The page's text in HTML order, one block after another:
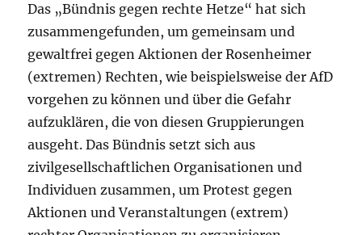
Das „Bündnis gegen rechte Hetze“ hat sich
zusammengefunden, um gemeinsam und
gewaltfrei gegen Aktionen der Rosenheimer
(extremen) Rechten, wie beispielsweise der AfD
vorgehen zu können und über die Gefahr
aufzuklären, die von diesen Gruppierungen
ausgeht. Das Bündnis setzt sich aus
zivilgesellschaftlichen Organisationen und
Individuen zusammen, um Protest gegen
Aktionen und Veranstaltungen (extrem)